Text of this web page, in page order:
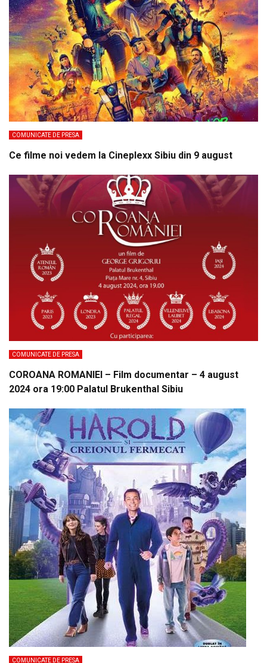
COMUNICATE DE PRESA
Ce filme noi vedem la Cineplexx Sibiu din 9 august
COMUNICATE DE PRESA
COROANA ROMANIEI – Film documentar – 4 august
2024 ora 19:00 Palatul Brukenthal Sibiu
COMUNICATE DE PRESA